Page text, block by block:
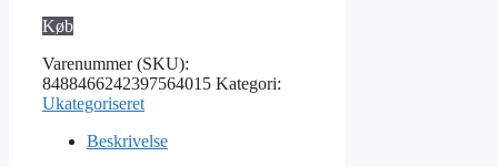
Køb
Varenummer (SKU):
8488466242397564015 Kategori:
Ukategoriseret
Beskrivelse